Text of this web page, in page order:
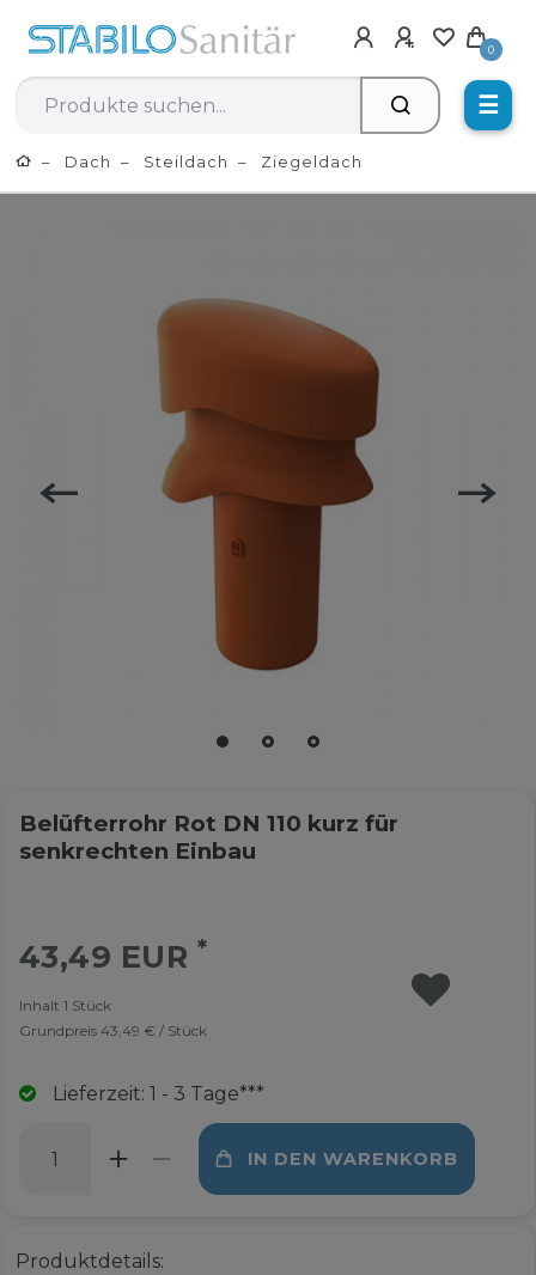
0
☰
Dach Steildach Ziegeldach
Belüfterrohr Rot DN 110 kurz für
senkrechten Einbau
43,49 EUR *
Inhalt 1 Stück
Grundpreis 43,49 € / Stück
Lieferzeit: 1 - 3 Tage***
IN DEN WARENKORB
Produktdetails: